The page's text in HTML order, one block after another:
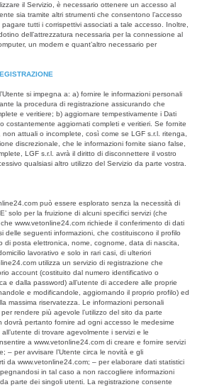
il Servizio, è necessario ottenere un accesso al
sia tramite altri strumenti che consentono l’accesso
tutti i corrispettivi associati a tale accesso. Inoltre,
dell’attrezzatura necessaria per la connessione al
un modem e quant’altro necessario per
si impegna a: a) fornire le informazioni personali
la procedura di registrazione assicurando che
e veritiere; b) aggiornare tempestivamente i Dati
costantemente aggiornati completi e veritieri. Se fornite
attuali o incomplete, così come se LGF s.r.l. ritenga,
discrezionale, che le informazioni fornite siano false,
LGF s.r.l. avrà il diritto di disconnettere il vostro
qualsiasi altro utilizzo del Servizio da parte vostra.
può essere esplorato senza la necessità di
solo per la fruizione di alcuni specifici servizi (che
www.vetonline24.com richiede il conferimento di dati
delle seguenti informazioni, che costituiscono il profilo
di posta elettronica, nome, cognome, data di nascita,
lavorativo e solo in rari casi, di ulteriori
utilizza un servizio di registrazione che
account (costituito dal numero identificativo o
e dalla password) all’utente di accedere alle proprie
e modificandole, aggiornando il proprio profilo) ed
massima riservatezza. Le informazioni personali
rendere più agevole l’utilizzo del sito da parte
dovrà pertanto fornire ad ogni accesso le medesime
di trovare agevolmente i servizi e le
a www.vetonline24.com di creare e fornire servizi
– per avvisare l’Utente circa le novità e gli
da www.vetonline24.com; – per elaborare dati statistici
in tal caso a non raccogliere informazioni
parte dei singoli utenti. La registrazione consente